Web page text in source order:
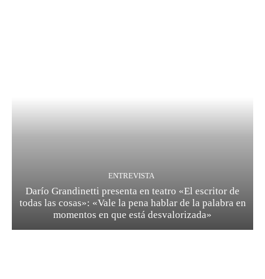
ENTREVISTA
Darío Grandinetti presenta en teatro «El escritor de
todas las cosas»: «Vale la pena hablar de la palabra en
momentos en que está desvalorizada»